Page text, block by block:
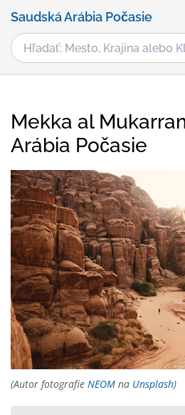
Saudská Arábia Počasie
Mekka al
Arábia Počasie
(Autor fotografie NEOM na Unsplash)